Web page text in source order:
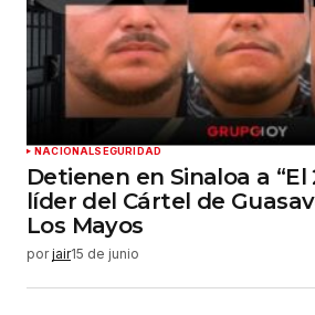
NACIONALSEGURIDAD
Detienen en Sinaloa a
líder del Cártel de
Los Mayos
por jair15 de junio